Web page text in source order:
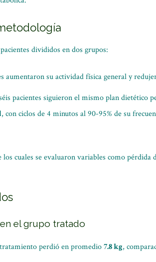
divididos en dos grupos:
aumentaron su actividad física general y
pacientes siguieron el mismo plan dietético
, con ciclos de 4 minutos al 90-95% de su
cuales se evaluaron variables como
el grupo tratado
perdió en promedio7.8 kg,